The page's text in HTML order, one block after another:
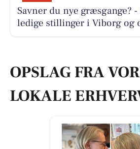
Savner du nye græsgange?
ledige stillinger i Viborg og
OPSLAG FRA
LOKALE